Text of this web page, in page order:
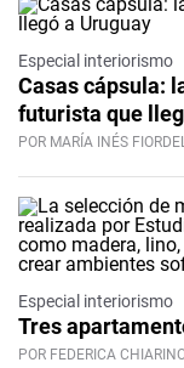
Especial interiorismo
Casas cápsula:
futurista que
POR MARÍA INÉS
Especial interiorismo
Tres
POR FEDERICA